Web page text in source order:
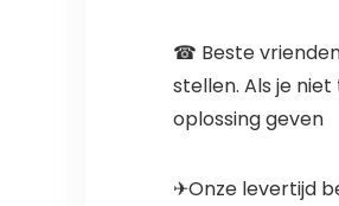
☎ Beste
stellen. Als je
oplossing geven
✈Onze levertijd